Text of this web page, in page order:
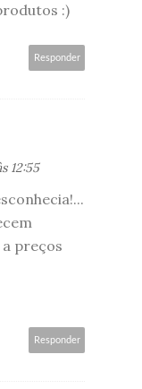
:)
Responder
12:55
preços
Responder